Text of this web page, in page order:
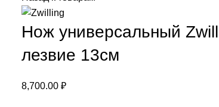
Нож универсальный
лезвие 13см
8,700.00 ₽